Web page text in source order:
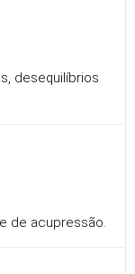
desequilíbrios
de acupressão.